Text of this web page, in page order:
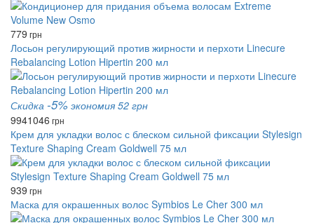
779 грн
Лосьон регулирующий против жирности и перхоти Linecure
Rebalancing Lotion Hipertin 200 мл
Скидка -5% экономия 52 грн
9941046 грн
Крем для укладки волос с блеском сильной фиксации Stylesign
Texture Shaping Cream Goldwell 75 мл
939 грн
Маска для окрашенных волос Symbios Le Cher 300 мл